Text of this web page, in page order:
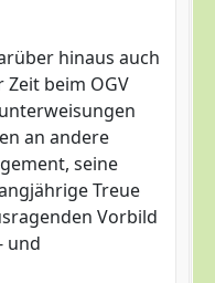
hinaus auch
beim OGV
an andere
seine
Treue
Vorbild
und